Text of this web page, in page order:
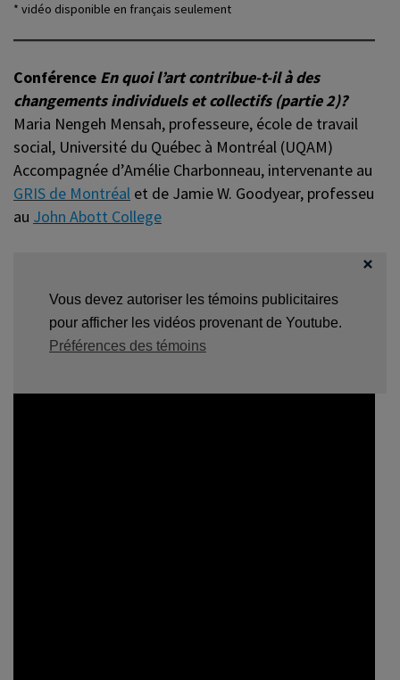
* vidéo disponible en français seulement
Conférence En quoi l’art contribue-t-il à des
changements individuels et collectifs(partie 2)?
Maria Nengeh Mensah, professeure, école de travail
social, Université du Québec à Montréal (UQAM)
Accompagnée d’Amélie Charbonneau, intervenante au
GRIS de Montréal et de Jamie W. Goodyear, professeur
au John Abott College
Vous devez autoriser les témoins publicitaires
pour afficher les vidéos provenant de Youtube.
Préférences des témoins